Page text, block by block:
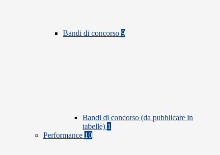
Bandi di concorso 9
Bandi di concorso (da pubblicare in
tabelle) 1
Performance 10